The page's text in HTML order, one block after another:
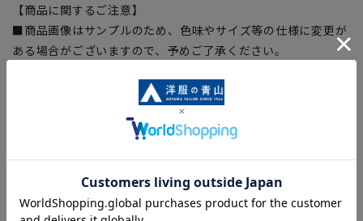
【商品に関するご注意】
■商品画像はサンプルのため、色味やサイズ等の仕様に変更が
ある場合がございますので、予めご了承ください。
入の目安としてご利用ください。
■生地や仕様・デザインにより、着用感や実際のサイズ表に若
干の誤差が生じる場合がございます。予めご了承ください。
商品もございます。
■ブラウザやお使いのモニター環境、また撮影時の室内外の光